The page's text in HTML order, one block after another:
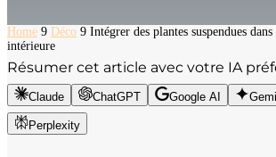
Home 9 Déco 9 Intégrer des plantes suspendues
intérieure
Résumer cet article avec votre IA
Claude ChatGPT Google AI
Perplexity